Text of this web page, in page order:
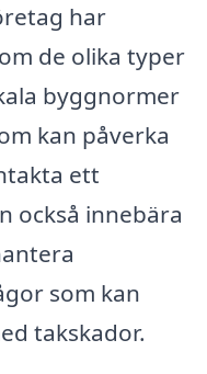
har
de olika typer
byggnormer
kan påverka
ett
också innebära
som kan
takskador.